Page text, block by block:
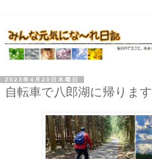
2023年4月20日木曜日
自転車で八郎湖に帰ります